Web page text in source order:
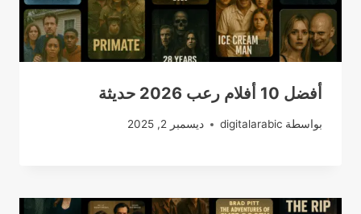
أفضل 10 أفلام رعب 2026 حديثة
بواسطة digitalarabic ديسمبر 2, 2025